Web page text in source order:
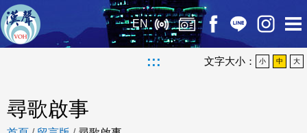
EN
::: 文字大小： 小 中 大
尋歌啟事